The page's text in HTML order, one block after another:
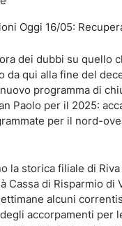
dei dubbi su quello
da qui alla fine del
programma di
Paolo per il 2025:
per il nord-
la storica filiale di
Cassa di Risparmio di
alcuni
accorpamenti per